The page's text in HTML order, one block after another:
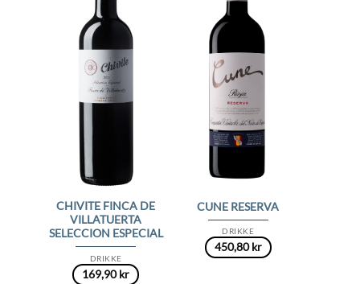
DRIKKE
CHIVITE FINCA DE
VILLATUERTA
SELECCION ESPECIAL
169,90kr
DRIKKE
CUNE RESERVA
450,80kr